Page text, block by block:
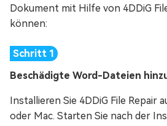
Dokument mit Hilfe von 4DDiG
können:
Beschädigte Word-Dateien
Installieren Sie 4DDiG File Repair
oder Mac. Starten Sie nach der